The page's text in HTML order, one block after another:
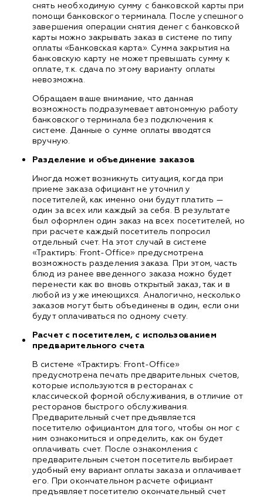
снять необходимую сумму с банковской карты при
помощи банковского терминала. После успешного
завершения операции снятия денег с банковской
карты можно закрывать заказ в системе по типу
оплаты «Банковская карта». Сумма закрытия на
банковскую карту не может превышать сумму к
оплате, т.к. сдача по этому варианту оплаты
невозможна.
Обращаем ваше внимание, что данная
возможность подразумевает автономную работу
банковского терминала без подключения к
системе. Данные о сумме оплаты вводятся
вручную.
Разделение и объединение заказов
Иногда может возникнуть ситуация, когда при
приеме заказа официант не уточнил у
посетителей, как именно они будут платить —
один за всех или каждый за себя. В результате
был оформлен один заказ на всех посетителей, но
при расчете каждый посетитель попросил
отдельный счет. На этот случай в системе
«Трактиръ: Front-Office» предусмотрена
возможность разделения заказа. При этом, часть
блюд из ранее введенного заказа можно будет
перенести как во вновь открытый заказ, так и в
любой из уже имеющихся. Аналогично, несколько
заказов могут быть объединены в один, если они
будут оплачиваться по одному счету.
Расчет с посетителем, с использованием
предварительного счета
В системе «Трактиръ: Front-Office»
предусмотрена печать предварительных счетов,
которые используются в ресторанах с
классической формой обслуживания, в отличие от
ресторанов быстрого обслуживания.
Предварительный счет предъявляется
посетителю официантом для того, чтобы он мог с
ним ознакомиться и определить, как он будет
оплачивать счет. После ознакомления с
предварительным счетом посетитель выбирает
удобный ему вариант оплаты заказа и оплачивает
его. При окончательном расчете официант
предъявляет посетителю окончательный счет